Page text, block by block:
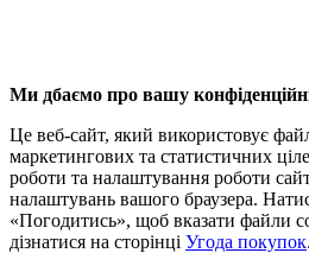
Ми дбаємо про вашу
Це веб-сайт, який використовує
маркетингових та статистичних
роботи та налаштування роботи
налаштувань вашого браузера.
«Погодитись», щоб вказати файли
дізнатися на сторінці Угода покупок.